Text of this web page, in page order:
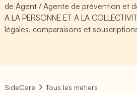
de Agent / Agente de prévention et
A LA PERSONNE ET A LA
légales, comparaisons et
SideCare
Tous les métiers